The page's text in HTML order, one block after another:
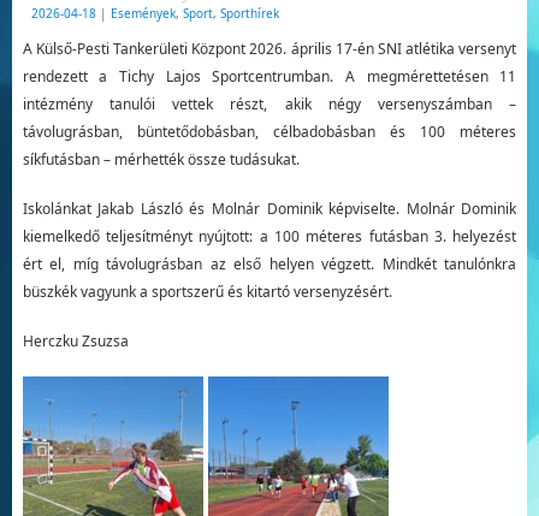
2026-04-18 | Események, Sport, Sporthírek
A Külső-Pesti Tankerületi Központ 2026. április 17-én SNI atlétika versenyt
rendezett a Tichy Lajos Sportcentrumban. A megmérettetésen 11
intézmény tanulói vettek részt, akik négy versenyszámban –
távolugrásban, büntetődobásban, célbadobásban és 100 méteres
síkfutásban – mérhették össze tudásukat.
Iskolánkat Jakab László és Molnár Dominik képviselte. Molnár Dominik
kiemelkedő teljesítményt nyújtott: a 100 méteres futásban 3. helyezést
ért el, míg távolugrásban az első helyen végzett. Mindkét tanulónkra
büszkék vagyunk a sportszerű és kitartó versenyzésért.
Herczku Zsuzsa